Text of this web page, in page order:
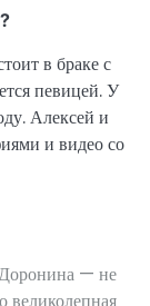
в браке с
певицей. У
Алексей и
и видео со
— не